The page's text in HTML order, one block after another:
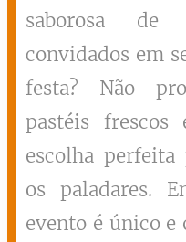
saborosa de
convidados em
festa? Não
pastéis
escolha perfeita
os paladares.
evento é único e